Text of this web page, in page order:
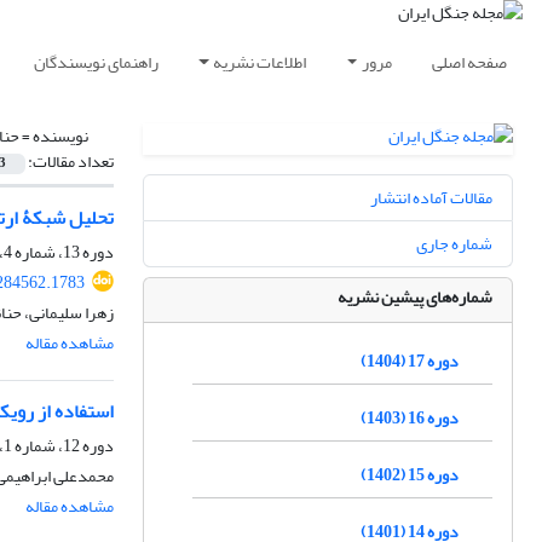
صفحه اصلی مرور اطلاعات نشریه راهنمای نویسندگان
نویسنده =
تعداد مقالات: 3
تحلیل شبکۀ
دوره 13، شماره 4، زمستان 1400، صفحه
زهرا سلیمانی،
مشاهده مقاله
استفاده از
دوره 12، شماره 1، بهار 1399، صفحه
محمدعلی
مشاهده مقاله
مقالات آماده انتشار
شماره جاری
شماره‌های پیشین نشریه
دوره 17 (1404)
دوره 16 (1403)
دوره 15 (1402)
دوره 14 (1401)